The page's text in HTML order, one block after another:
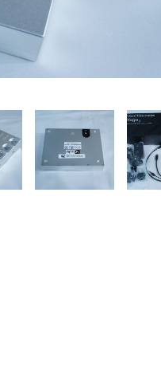
AVアンプ